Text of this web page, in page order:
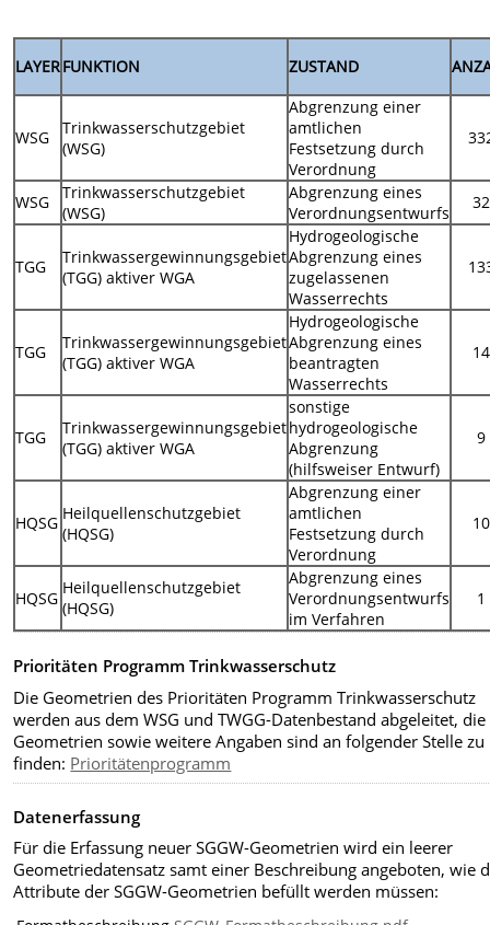
LAYERFUNKTION ZUSTAND
WSG
Trinkwasserschutzgebiet
(WSG)
Abgrenzung einer
amtlichen
Festsetzung durch
Verordnung
WSG
Trinkwasserschutzgebiet
(WSG)
Abgrenzung eines
Verordnungsentwurfs
32
TGG
Trinkwassergewinnungsgebiet
(TGG) aktiver WGA
Hydrogeologische
Abgrenzung eines
zugelassenen
Wasserrechts
TGG
Trinkwassergewinnungsgebiet
(TGG) aktiver WGA
Hydrogeologische
Abgrenzung eines
beantragten
Wasserrechts
14
TGG
Trinkwassergewinnungsgebiet
(TGG) aktiver WGA
sonstige
hydrogeologische
Abgrenzung
(hilfsweiser Entwurf)
9
HQSG Heilquellenschutzgebiet
(HQSG)
Abgrenzung einer
amtlichen
Festsetzung durch
Verordnung
10
HQSG
Heilquellenschutzgebiet
(HQSG)
Abgrenzung eines
Verordnungsentwurfs
im Verfahren
1
Prioritäten Programm Trinkwasserschutz
Die Geometrien des Prioritäten Programm Trinkwasserschutz
werden aus dem WSG und TWGG-Datenbestand abgeleitet, die
Geometrien sowie weitere Angaben sind an folgender Stelle zu
finden: Prioritätenprogramm
Datenerfassung
Für die Erfassung neuer SGGW-Geometrien wird ein leerer
Geometriedatensatz samt einer Beschreibung angeboten, wie
Attribute der SGGW-Geometrien befüllt werden müssen: